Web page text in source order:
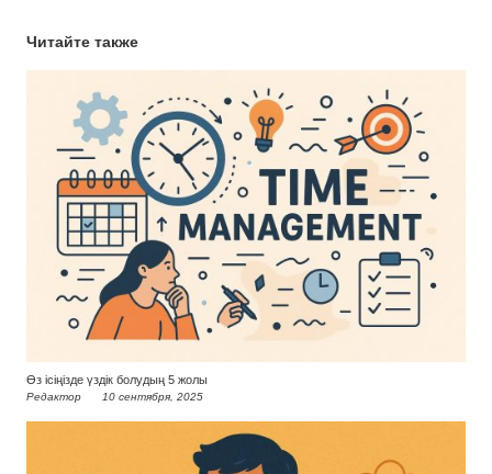
Читайте также
Өз ісіңізде үздік болудың 5 жолы
Редактор 10 сентября, 2025